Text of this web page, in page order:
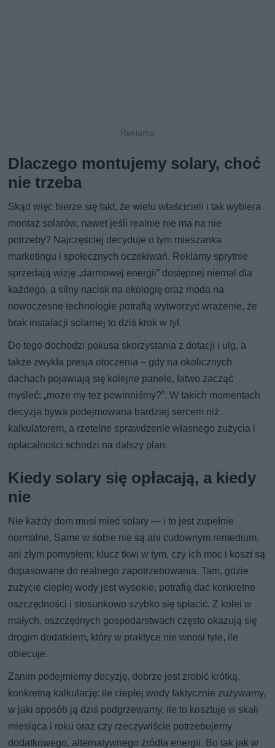
Dlaczego montujemy solary, choć
nie trzeba
Skąd więc bierze się fakt, że wielu właścicieli i tak wybiera
montaż solarów, nawet jeśli realnie nie ma na nie
potrzeby? Najczęściej decyduje o tym mieszanka
marketingu i społecznych oczekiwań. Reklamy sprytnie
sprzedają wizję „darmowej energii” dostępnej niemal dla
każdego, a silny nacisk na ekologię oraz moda na
nowoczesne technologie potrafią wytworzyć wrażenie, że
brak instalacji solarnej to dziś krok w tył.
Do tego dochodzi pokusa skorzystania z dotacji i ulg, a
także zwykła presja otoczenia – gdy na okolicznych
dachach pojawiają się kolejne panele, łatwo zacząć
myśleć: „może my też powinniśmy?”. W takich momentach
decyzja bywa podejmowana bardziej sercem niż
kalkulatorem, a rzetelne sprawdzenie własnego zużycia i
opłacalności schodzi na dalszy plan.
Kiedy solary się opłacają, a kiedy
nie
Nie każdy dom musi mieć solary — i to jest zupełnie
normalne. Same w sobie nie są ani cudownym remedium,
ani złym pomysłem; klucz tkwi w tym, czy ich moc i koszt są
dopasowane do realnego zapotrzebowania. Tam, gdzie
zużycie ciepłej wody jest wysokie, potrafią dać konkretne
oszczędności i stosunkowo szybko się spłacić. Z kolei w
małych, oszczędnych gospodarstwach często okazują się
drogim dodatkiem, który w praktyce nie wnosi tyle, ile
obiecuje.
Zanim podejmiemy decyzję, dobrze jest zrobić krótką,
konkretną kalkulację: ile ciepłej wody faktycznie zużywamy,
w jaki sposób ją dziś podgrzewamy, ile to kosztuje w skali
miesiąca i roku oraz czy rzeczywiście potrzebujemy
dodatkowego, alternatywnego źródła energii. Bo tak jak w